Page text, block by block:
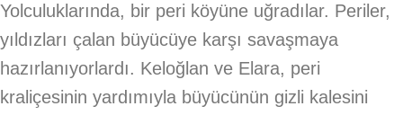
Yolculuklarında, bir peri köyüne uğradılar. Periler,
yıldızları çalan büyücüye karşı savaşmaya
hazırlanıyorlardı. Keloğlan ve Elara, peri
kraliçesinin yardımıyla büyücünün gizli kalesini